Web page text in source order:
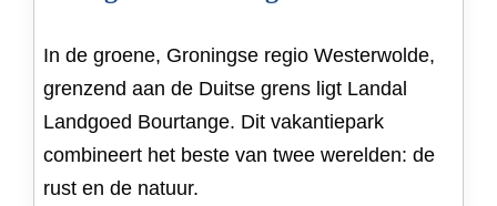
In de groene, Groningse regio Westerwolde,
grenzend aan de Duitse grens ligt Landal
Landgoed Bourtange. Dit vakantiepark
combineert het beste van twee werelden: de
rust en de natuur.